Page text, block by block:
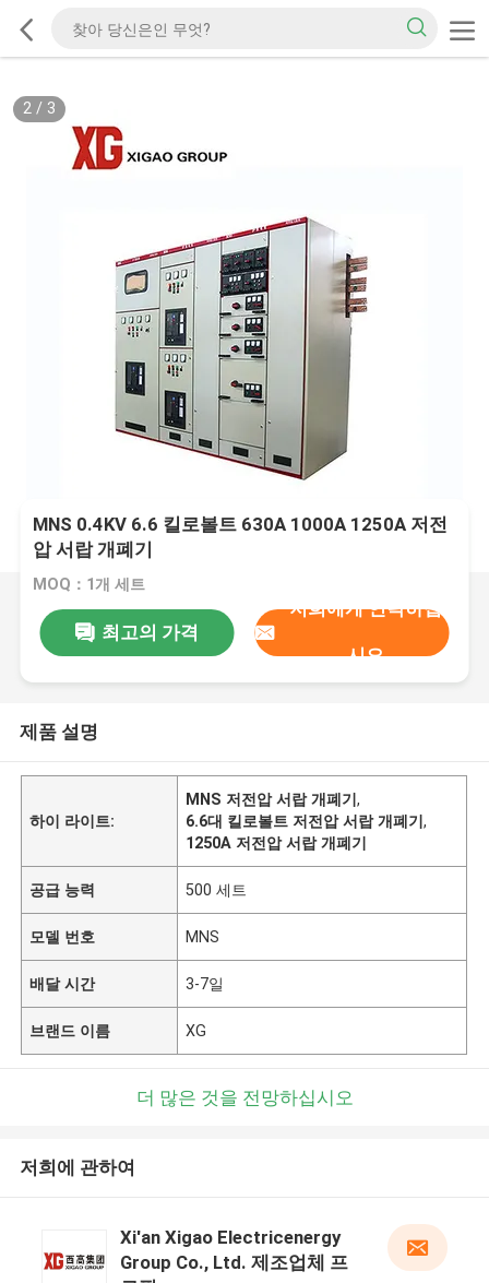
2/ 3
MNS 0.4KV 6.6 킬로볼트 630A 1000A 1250A 저전
압 서랍 개폐기
MOQ：1개 세트
최고의 가격
저희에게 연락하십
시오
제품 설명
하이 라이트:
MNS 저전압 서랍 개폐기,
6.6대 킬로볼트 저전압 서랍 개폐기,
1250A 저전압 서랍 개폐기
공급 능력 500 세트
모델 번호 MNS
배달 시간 3-7일
브랜드 이름 XG
더 많은 것을 전망하십시오
저희에 관하여
Xi'an Xigao Electricenergy
Group Co., Ltd. 제조업체 프